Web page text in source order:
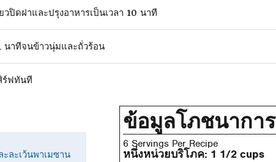
ปิดฝาและปรุงอาหารเป็นเวลา 10 นาที
นาทีจนข้าวนุ่มและถั่วร้อน
ร์ฟทันที
ะเว้นพาเมซาน
ข้อมูลโภชนาการ
6 Servings Per Recipe
หนึ่งหน่วยบริโภค: 1 1/2 cups